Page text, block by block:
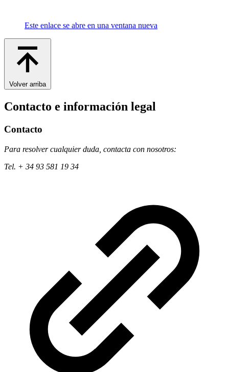
Este enlace se abre en una ventana nueva
Volver arriba
Contacto e información legal
Contacto
Para resolver cualquier duda, contacta con nosotros:
Tel. + 34 93 581 19 34